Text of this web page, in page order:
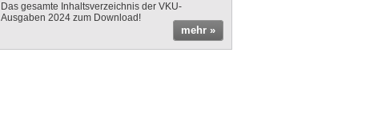
Das gesamte Inhaltsverzeichnis der VKU-
Ausgaben 2024 zum Download!
mehr »